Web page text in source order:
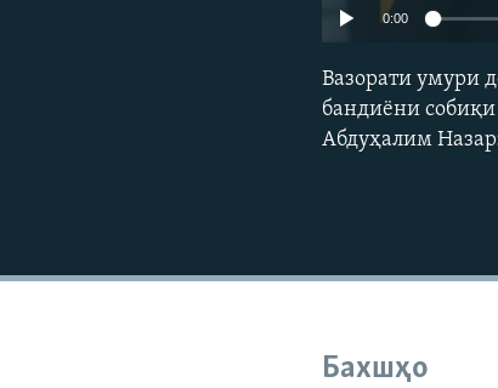
0:00
Вазорати умури
бандиёни
Абдуҳалим
Бахшҳо